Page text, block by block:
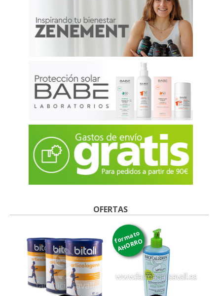
OFERTAS
formato
AHORRO